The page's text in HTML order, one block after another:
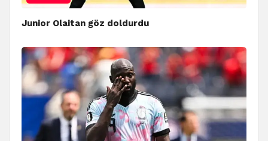
Junior Olaitan göz doldurdu